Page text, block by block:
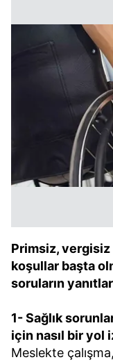
Primsiz,
koşullar başta
soruların
1- Sağlık
için nasıl bir yol
Meslekte